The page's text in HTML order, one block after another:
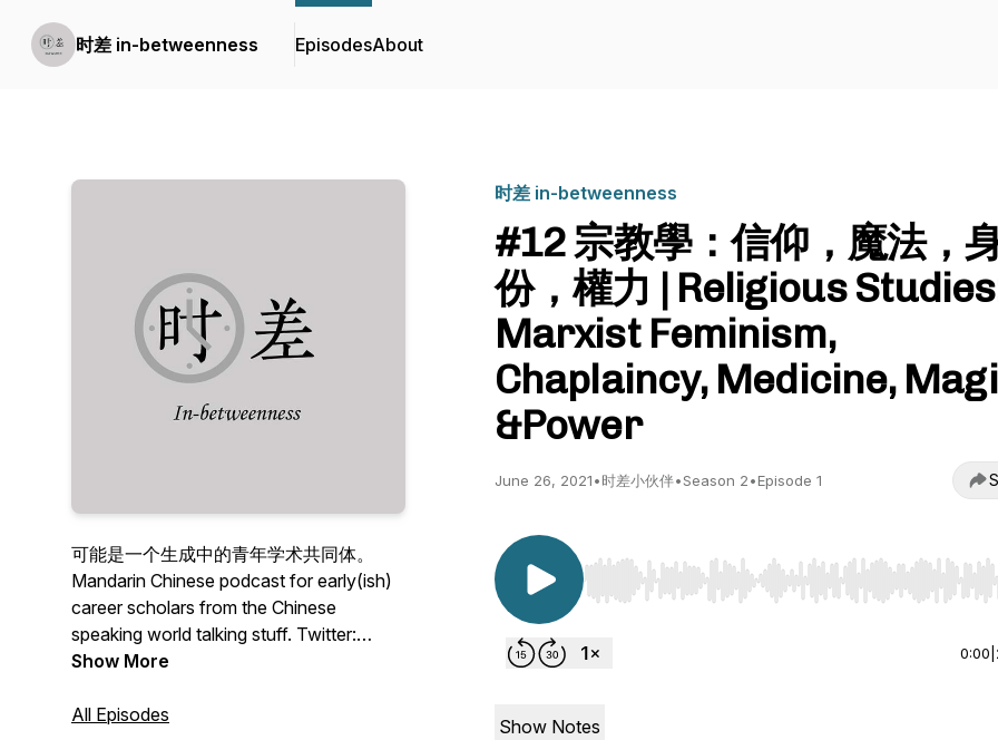
时差 in-betweenness EpisodesAbout
可能是一个生成中的青年学术共同体。
Mandarin Chinese podcast for early(ish)
career scholars from the Chinese
speaking world talking stuff. Twitter:
@shichapodcast
Show More
All Episodes
时差 in-betweenness
#12 宗教學：信仰，魔法，
份，權力 | Religious
Marxist Feminism,
Chaplaincy, Medicine,
&Power
June 26, 2021•时差小伙伴•Season 2•Episode 1
Use Left/Right to seek, Home/End to jump to start
0:00
Show Notes